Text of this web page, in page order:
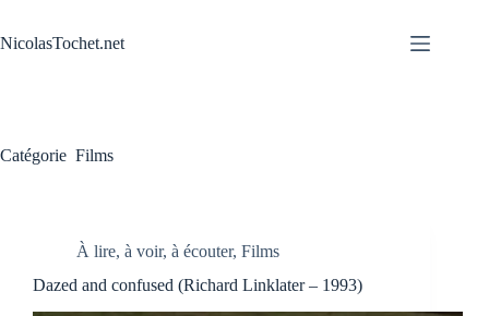
contenu
NicolasTochet.net
Catégorie Films
À lire, à voir, à écouter, Films
Dazed and confused (Richard Linklater – 1993)